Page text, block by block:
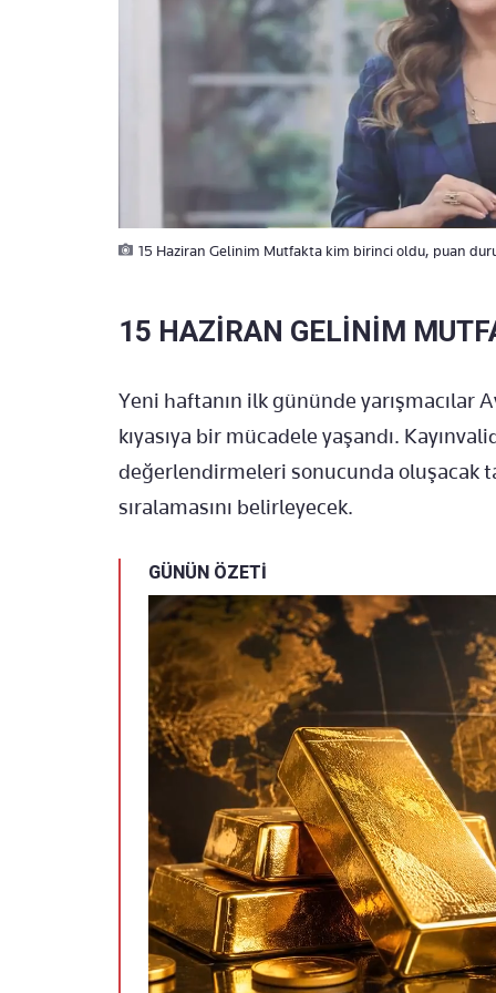
15 Haziran Gelinim Mutfakta kim birinci oldu, puan
15 HAZİRAN GELİNİM
Yeni haftanın ilk gününde yarışmacılar
kıyasıya bir mücadele yaşandı.
değerlendirmeleri sonucunda oluşacak
sıralamasını belirleyecek.
GÜNÜN ÖZETİ